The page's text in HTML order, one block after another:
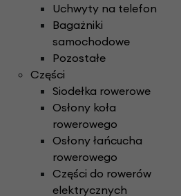
Uchwyty na telefon
Bagażniki
samochodowe
Pozostałe
Części
Siodełka rowerowe
Osłony koła
rowerowego
Osłony łańcucha
rowerowego
Części do rowerów
elektrycznych